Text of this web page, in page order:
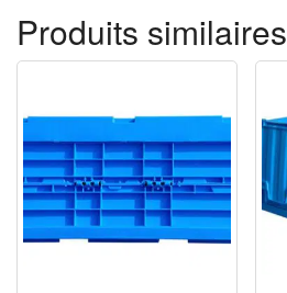
Produits similaires